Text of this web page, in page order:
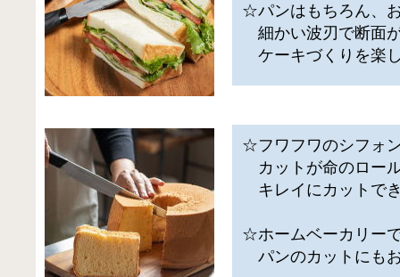
☆パンはもちろん、
細かい波刃で断面
ケーキづくりを楽
☆フワフワのシフォ
カットが命のロー
キレイにカットで
☆ホームベーカリー
パンのカットにも